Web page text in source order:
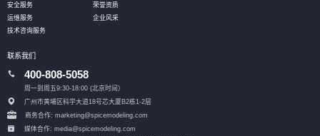
安全服务
运维服务
技术咨询服务
荣誉资质
企业风采
联系我们
400-808-5058
周一到周五9:30-18:00 (北京时间）
广州市黄埔区科学大道18号芯大厦B2栋1-2层
商务合作: marketing@spicemodeling.com
媒体合作: media@spicemodeling.com